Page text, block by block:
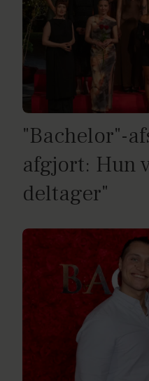
"Bachelor"-
afgjort: Hun
deltager"